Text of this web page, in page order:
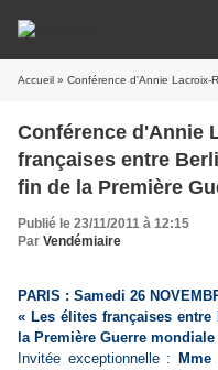
Accueil » Conférence d'Annie Lacroix-Riz, « Les élites
Conférence d'Annie
françaises entre
fin de la Première
Publié le 23/11/2011 à 12:15
Par Vendémiaire
PARIS : Samedi 26
« Les élites françaises
la Première Guerre mondiale
Invitée exceptionnelle :